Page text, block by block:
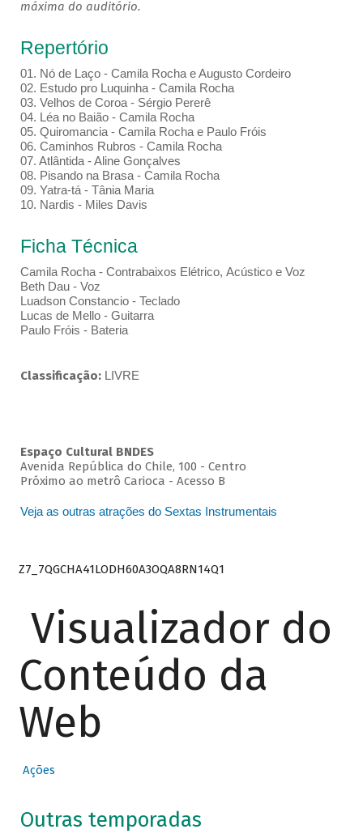
máxima do auditório.
Repertório
01. Nó de Laço - Camila Rocha e Augusto Cordeiro
02. Estudo pro Luquinha - Camila Rocha
03. Velhos de Coroa - Sérgio Pererê
04. Léa no Baião - Camila Rocha
05. Quiromancia - Camila Rocha e Paulo Fróis
06. Caminhos Rubros - Camila Rocha
07. Atlântida - Aline Gonçalves
08. Pisando na Brasa - Camila Rocha
09. Yatra-tá - Tânia Maria
10. Nardis - Miles Davis
Ficha Técnica
Camila Rocha - Contrabaixos Elétrico, Acústico e Voz
Beth Dau - Voz
Luadson Constancio - Teclado
Lucas de Mello - Guitarra
Paulo Fróis - Bateria
Classificação: LIVRE
Espaço Cultural BNDES
Avenida República do Chile, 100 - Centro
Próximo ao metrô Carioca - Acesso B
Veja as outras atrações do Sextas Instrumentais
Z7_7QGCHA41LODH60A3OQA8RN14Q1
Visualizador do
Conteúdo da
Web
Ações
Outras temporadas